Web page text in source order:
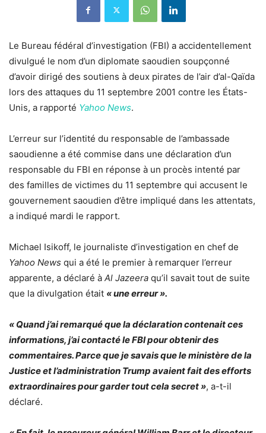
Le Bureau fédéral d’investigation (FBI) a accidentellement
divulgué le nom d’un diplomate saoudien soupçonné
d’avoir dirigé des soutiens à deux pirates de l’air d’al-Qaïda
lors des attaques du 11 septembre 2001 contre les États-
Unis, a rapporté Yahoo News.
L’erreur sur l’identité du responsable de l’ambassade
saoudienne a été commise dans une déclaration d’un
responsable du FBI en réponse à un procès intenté par
des familles de victimes du 11 septembre qui accusent le
gouvernement saoudien d’être impliqué dans les attentats,
a indiqué mardi le rapport.
Michael Isikoff, le journaliste d’investigation en chef de
Yahoo News qui a été le premier à remarquer l’erreur
apparente, a déclaré à Al Jazeera qu’il savait tout de suite
que la divulgation était « une erreur ».
« Quand j’ai remarqué que la déclaration contenait ces
informations, j’ai contacté le FBI pour obtenir des
commentaires. Parce que je savais que le ministère de la
Justice et l’administration Trump avaient fait des efforts
extraordinaires pour garder tout cela secret », a-t-il
déclaré.